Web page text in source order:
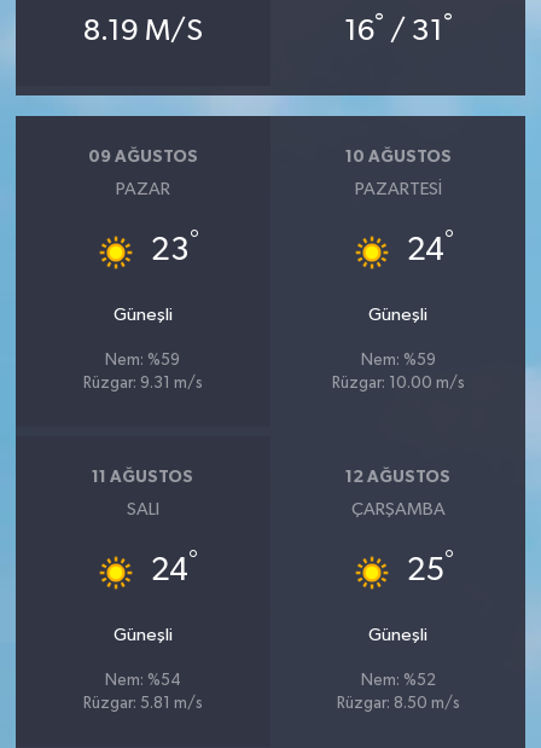
8.19 M/S 16° / 31 °
09 AĞUSTOS
PAZAR
23°
Güneşli
Nem: %59
Rüzgar: 9.31 m/s
10 AĞUSTOS
PAZARTESI
24°
Güneşli
Nem: %59
Rüzgar: 10.00 m/s
11 AĞUSTOS
SALI
24°
Güneşli
Nem: %54
Rüzgar: 5.81 m/s
12 AĞUSTOS
ÇARŞAMBA
25°
Güneşli
Nem: %52
Rüzgar: 8.50 m/s